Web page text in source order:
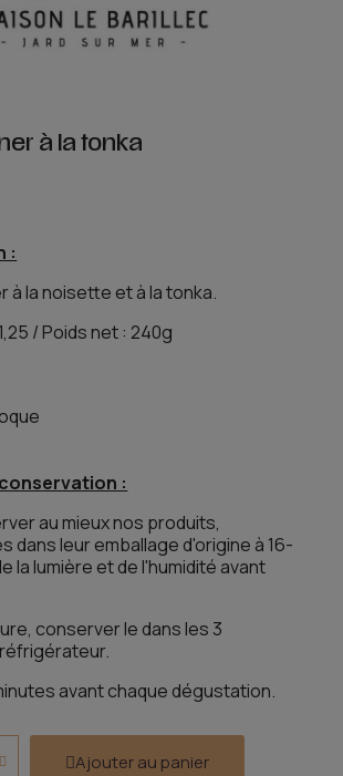
à la tonka
:
à la noisette et à la tonka.
/ Poids net : 240g
:
au mieux nos produits,
dans leur emballage d'origine à 16-
la lumière et de l'humidité avant
conserver le dans les 3
avant chaque dégustation.
Ajouter au panier